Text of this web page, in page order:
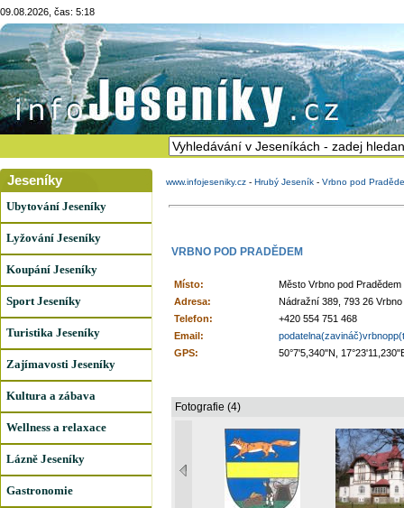
09.08.2026, čas: 5:18
Jeseníky
Ubytování Jeseníky
Lyžování Jeseníky
Koupání Jeseníky
Sport Jeseníky
Turistika Jeseníky
Zajímavosti Jeseníky
Kultura a zábava
Wellness a relaxace
Lázně Jeseníky
Gastronomie
www.infojeseniky.cz - Hrubý Jeseník - Vrbno pod
VRBNO POD PRADĚDEM
Místo:
Město Vrbno pod Pradědem
Adresa:
Nádražní 389, 793 26
Telefon:
+420 554 751 468
Email:
GPS:
50°7'5,340"N,
Fotografie (4)